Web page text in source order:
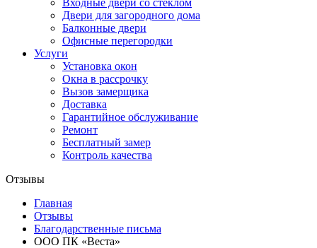
Входные двери со стеклом
Двери для загородного дома
Балконные двери
Офисные перегородки
Услуги
Установка окон
Окна в рассрочку
Вызов замерщика
Доставка
Гарантийное обслуживание
Ремонт
Бесплатный замер
Контроль качества
Отзывы
Главная
Отзывы
Благодарственные письма
ООО ПК «Веста»